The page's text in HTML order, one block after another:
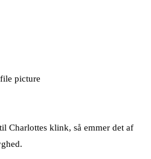
Charlottes klink, så emmer det af